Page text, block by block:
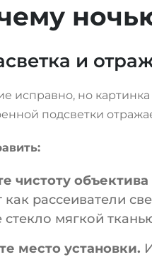
и
исправно, но картинка
подсветки
чистоту
как рассеиватели
стекло мягкой
место установки.